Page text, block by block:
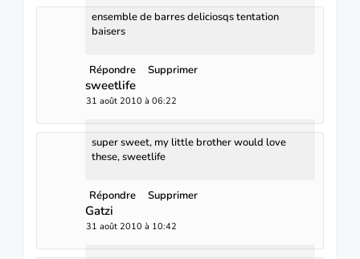
ensemble de barres deliciosqs tentation
baisers
Répondre Supprimer
sweetlife
31 août 2010 à 06:22
super sweet, my little brother would love
these, sweetlife
Répondre Supprimer
Gatzi
31 août 2010 à 10:42